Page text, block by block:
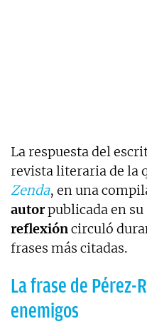
La respuesta del
revista literaria de la
Zenda, en una
autorpublicada en su
reflexióncirculó
frases más citadas.
La frase de Pérez-
enemigos